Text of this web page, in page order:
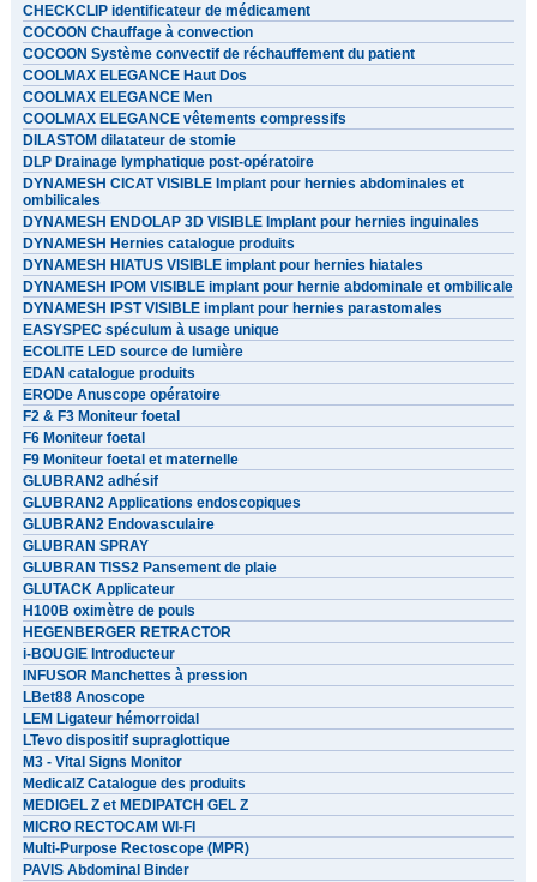
CHECKCLIP identificateur de médicament
COCOON Chauffage à convection
COCOON Système convectif de réchauffement du patient
COOLMAX ELEGANCE Haut Dos
COOLMAX ELEGANCE Men
COOLMAX ELEGANCE vêtements compressifs
DILASTOM dilatateur de stomie
DLP Drainage lymphatique post-opératoire
DYNAMESH CICAT VISIBLE Implant pour hernies abdominales et
ombilicales
DYNAMESH ENDOLAP 3D VISIBLE Implant pour hernies inguinales
DYNAMESH Hernies catalogue produits
DYNAMESH HIATUS VISIBLE implant pour hernies hiatales
DYNAMESH IPOM VISIBLE implant pour hernie abdominale et ombilicale
DYNAMESH IPST VISIBLE implant pour hernies parastomales
EASYSPEC spéculum à usage unique
ECOLITE LED source de lumière
EDAN catalogue produits
ERODe Anuscope opératoire
F2 & F3 Moniteur foetal
F6 Moniteur foetal
F9 Moniteur foetal et maternelle
GLUBRAN2 adhésif
GLUBRAN2 Applications endoscopiques
GLUBRAN2 Endovasculaire
GLUBRAN SPRAY
GLUBRAN TISS2 Pansement de plaie
GLUTACK Applicateur
H100B oximètre de pouls
HEGENBERGER RETRACTOR
i-BOUGIE Introducteur
INFUSOR Manchettes à pression
LBet88 Anoscope
LEM Ligateur hémorroidal
LTevo dispositif supraglottique
M3 - Vital Signs Monitor
MedicalZ Catalogue des produits
MEDIGEL Z et MEDIPATCH GEL Z
MICRO RECTOCAM WI-FI
Multi-Purpose Rectoscope (MPR)
PAVIS Abdominal Binder